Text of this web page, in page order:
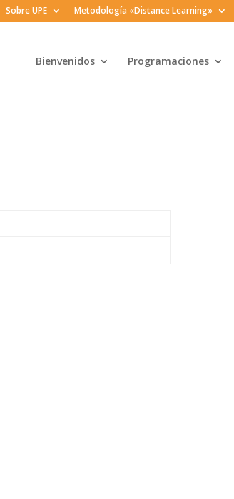
Sobre UPE Metodología «Distance Learning»
Bienvenidos Programaciones